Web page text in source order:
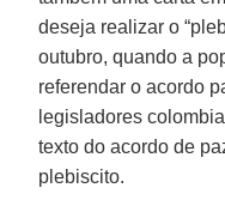
deseja realizar o
outubro, quando a
referendar o acordo
legisladores
texto do acordo de
plebiscito.